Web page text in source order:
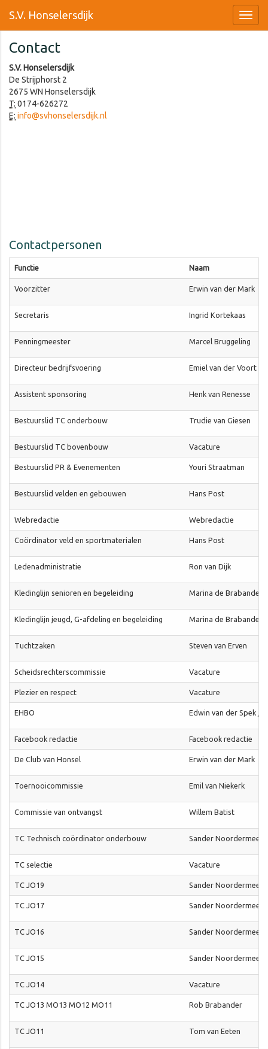
S.V. Honselersdijk
Contact
S.V. Honselersdijk
De Strijphorst 2
2675 WN Honselersdijk
T: 0174-626272
E: info@svhonselersdijk.nl
Contactpersonen
Functie Naam
Voorzitter Erwin van der Mark
Secretaris Ingrid Kortekaas
Penningmeester Marcel Bruggeling
Directeur bedrijfsvoering Emiel van der Voort
Assistent sponsoring Henk van Renesse
Bestuurslid TC onderbouw Trudie van Giesen
Bestuurslid TC bovenbouw Vacature
Bestuurslid PR & Evenementen Youri Straatman
Bestuurslid velden en gebouwen Hans Post
Webredactie Webredactie
Coördinator veld en sportmaterialen Hans Post
Ledenadministratie Ron van Dijk
Kledinglijn senioren en begeleiding Marina de Brabander
Kledinglijn jeugd, G-afdeling en begeleiding Marina de Brabander
Tuchtzaken Steven van Erven
Scheidsrechterscommissie Vacature
Plezier en respect Vacature
EHBO Edwin van der Spek /
Facebook redactie Facebook redactie
De Club van Honsel Erwin van der Mark
Toernooicommissie Emil van Niekerk
Commissie van ontvangst Willem Batist
TC Technisch coördinator onderbouw Sander Noordermeer
TC selectie Vacature
TC JO19 Sander Noordermeer
TC JO17 Sander Noordermeer
TC JO16 Sander Noordermeer
TC JO15 Sander Noordermeer
TC JO14 Vacature
TC JO13 MO13 MO12 MO11 Rob Brabander
TC JO11 Tom van Eeten